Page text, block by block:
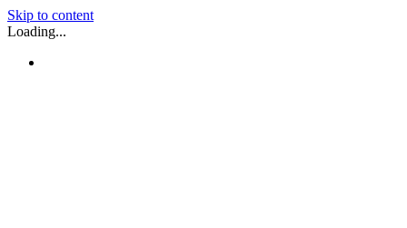
Skip to content
Loading...